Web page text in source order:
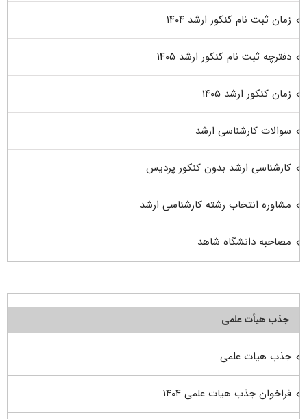
زمان ثبت نام کنکور ارشد ۱۴۰۴
دفترچه ثبت نام کنکور ارشد ۱۴۰۵
زمان کنکور ارشد ۱۴۰۵
سوالات کارشناسی ارشد
کارشناسی ارشد بدون کنکور پردیس
مشاوره انتخاب رشته کارشناسی ارشد
مصاحبه دانشگاه شاهد
جذب هیأت علمی
جذب هیات علمی
فراخوان جذب هیات علمی ۱۴۰۴